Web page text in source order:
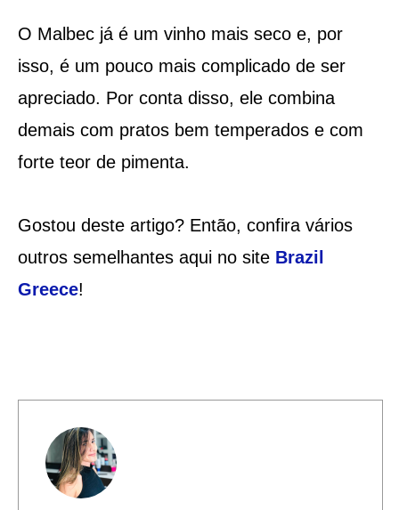
O Malbec já é um vinho mais seco e, por
isso, é um pouco mais complicado de ser
apreciado. Por conta disso, ele combina
demais com pratos bem temperados e com
forte teor de pimenta.
Gostou deste artigo? Então, confira vários
outros semelhantes aqui no site Brazil
Greece!